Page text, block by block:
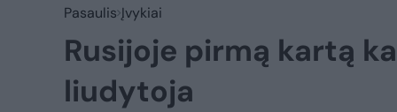
Pasaulis Įvykiai
Rusijoje pirmą kartą
liudytoja